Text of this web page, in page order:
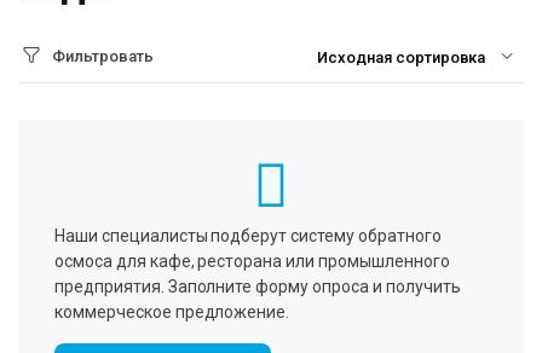
Фильтровать
Наши специалисты подберут систему обратного
осмоса для кафе, ресторана или промышленного
предприятия. Заполните форму опроса и получить
коммерческое предложение.